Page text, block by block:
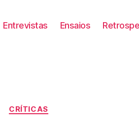
Entrevistas Ensaios
Categorias
CRÍTICAS